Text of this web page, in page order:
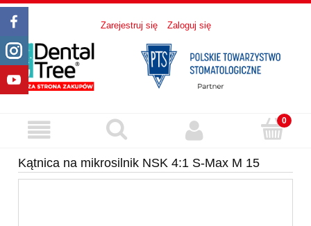
Zarejestruj się Zaloguj się
Kątnica na mikrosilnik NSK 4:1 S-Max M 15